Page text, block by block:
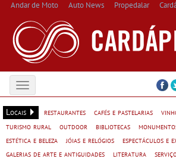
Andar de Moto Auto News Propedalar
Toggle
navigation
Locais
restaurantes cafés e pastelarias
turismo rural
outdoor bibliotecas
estética e beleza
jóias e relógios
espectáculos e
galerias de arte e antiguidades
literatura